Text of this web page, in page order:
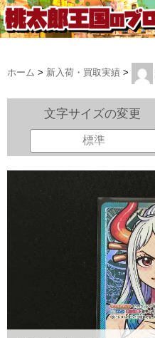
ホーム > 新入荷・買取実績 >
文字サイズの変更
標準